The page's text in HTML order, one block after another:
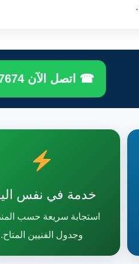
☎ اتصل الآن 17674
خدمة في نفس
استجابة سريعة حسب
وجدول الفنيين المتاح.